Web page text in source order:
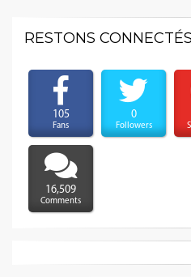
RESTONS CONNECTÉS
105
Fans
0
Followers
16,509
Comments